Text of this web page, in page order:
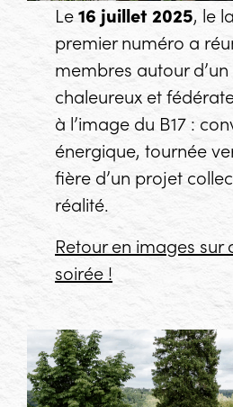
Le16 juillet 2025, le
premier numéro a
membres autour
chaleureux et
à l’image du B17 :
énergique, tournée
fière d’un projet
réalité.
Retour en images sur
soirée !